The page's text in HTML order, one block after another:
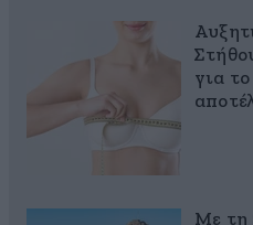
για
Με τη